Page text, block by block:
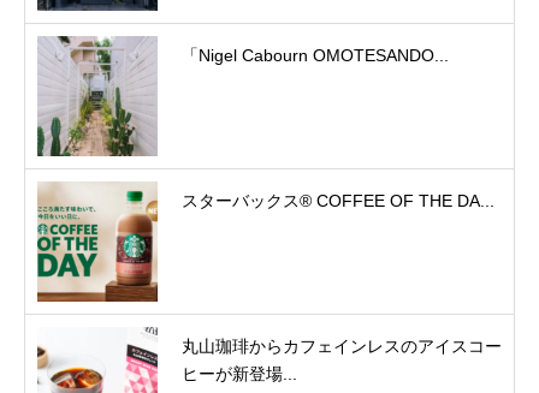
「Nigel Cabourn OMOTESANDO...
スターバックス® COFFEE OF THE DA...
丸山珈琲からカフェインレスのアイスコー
ヒーが新登場...